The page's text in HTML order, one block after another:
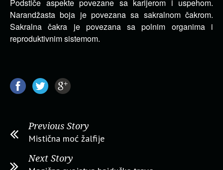
Podstiče aspekte povezane sa karijerom i uspehom.
Narandžasta boja je povezana sa sakralnom čakrom.
Sakralna čakra je povezana sa polnim organima i
reproduktivnim sistemom.
Previous Story
Mistična moć žalfije
Next Story